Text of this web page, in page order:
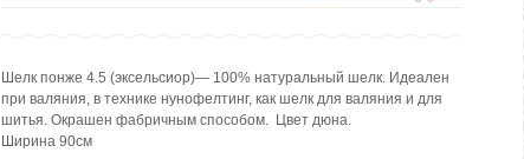
Шелк понже 4.5 (эксельсиор)— 100% натуральный шелк. Идеален
при валяния, в технике нунофелтинг, как шелк для валяния и для
шитья. Окрашен фабричным способом. Цвет дюна.
Ширина 90см